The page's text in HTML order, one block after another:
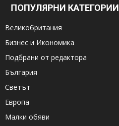
ПОПУЛЯРНИ КАТЕГОРИИ
Великобритания
Бизнес и Икономика
Подбрани от редактора
България
Светът
Европа
Малки обяви